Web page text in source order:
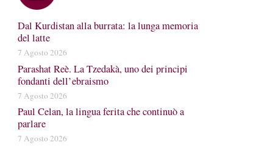
Dal Kurdistan alla burrata: la lunga memoria
del latte
7 Agosto 2026
Parashat Reè. La Tzedakà, uno dei principi
fondanti dell’ebraismo
7 Agosto 2026
Paul Celan, la lingua ferita che continuò a
parlare
7 Agosto 2026